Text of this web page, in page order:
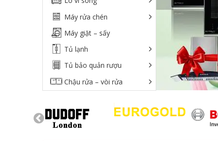
Máy rửa chén
Máy giặt – sấy
Tủ lạnh
Tủ bảo quản rượu
Chậu rửa – vòi rửa
Đồ gia dụng
Máy lọc nước